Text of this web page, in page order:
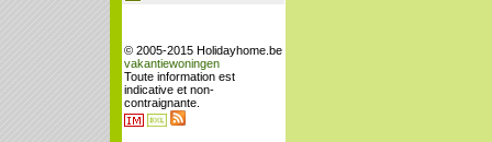
© 2005-2015 Holidayhome.be
vakantiewoningen
Toute information est
indicative et non-
contraignante.